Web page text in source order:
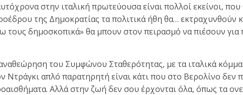
στην ιταλική πρωτεύουσα είναι πολλοί εκείνοι,
της Δημοκρατίας τα πολιτικά ήθη θα… εκτραχυνθούν
τους δημοσκοπικά» θα μπουν στον πειρασμό να πιέσουν
του Συμφώνου Σταθερότητας, με τα ιταλικά
Ντράγκι απλό παρατηρητή είναι κάτι που στο Βερολίνο δεν
Αλλά στην ζωή δεν σου έρχονται όλα, όπως τα